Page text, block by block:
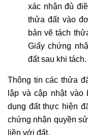
xác nhận đủ
thửa đất vào
bản vẽ tách
Giấy chứng
đất sau khi tách.
Thông tin các thửa
lập và cập nhật
dụng đất thực hiện
chứng nhận quyền
liền với đất.